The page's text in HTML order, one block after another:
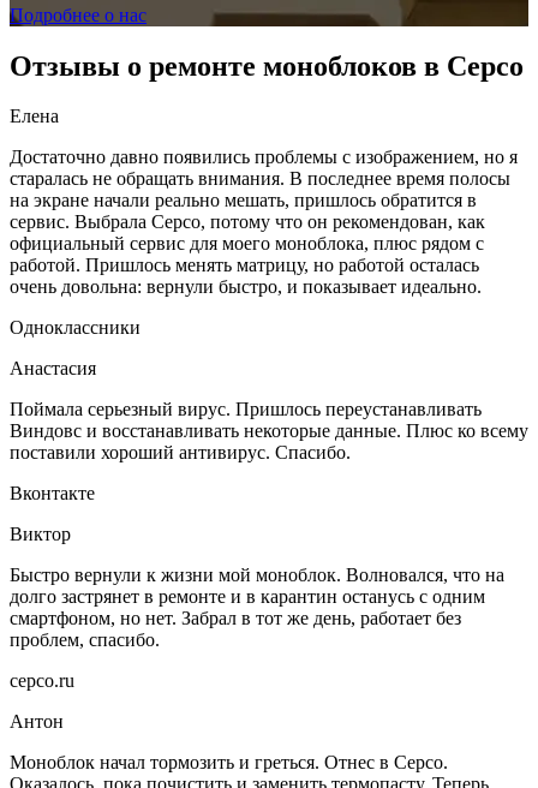
Подробнее о нас
Отзывы о ремонте моноблоков в Серсо
Елена
Достаточно давно появились проблемы с изображением, но я
старалась не обращать внимания. В последнее время полосы
на экране начали реально мешать, пришлось обратится в
сервис. Выбрала Серсо, потому что он рекомендован, как
официальный сервис для моего моноблока, плюс рядом с
работой. Пришлось менять матрицу, но работой осталась
очень довольна: вернули быстро, и показывает идеально.
Одноклассники
Анастасия
Поймала серьезный вирус. Пришлось переустанавливать
Виндовс и восстанавливать некоторые данные. Плюс ко всему
поставили хороший антивирус. Спасибо.
Вконтакте
Виктор
Быстро вернули к жизни мой моноблок. Волновался, что на
долго застрянет в ремонте и в карантин останусь с одним
смартфоном, но нет. Забрал в тот же день, работает без
проблем, спасибо.
серсо.ru
Антон
Моноблок начал тормозить и греться. Отнес в Серсо.